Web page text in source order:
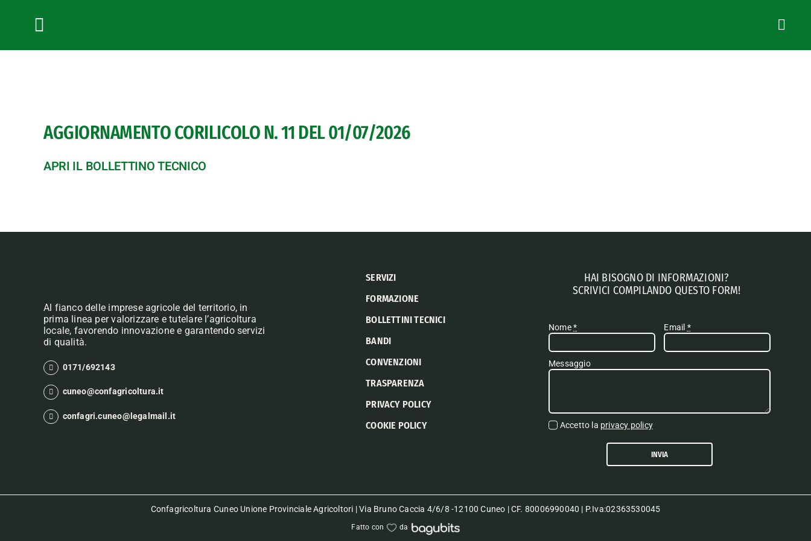
Toggle
Navigation
AGGIORNAMENTO CORILICOLO N. 11 DEL 01/07/2026
APRI IL BOLLETTINO TECNICO
Al fianco delle imprese agricole del territorio, in
prima linea per valorizzare e tutelare l’agricoltura
locale, favorendo innovazione e garantendo servizi
di qualità.
0171/692143
cuneo@confagricoltura.it
confagri.cuneo@legalmail.it
SERVIZI
FORMAZIONE
BOLLETTINI TECNICI
BANDI
CONVENZIONI
TRASPARENZA
PRIVACY POLICY
COOKIE POLICY
HAI BISOGNO DI INFORMAZIONI?
SCRIVICI COMPILANDO QUESTO FORM!
Nome* Email *
Messaggio
Accetto la privacy policy
INVIA
Confagricoltura Cuneo Unione Provinciale Agricoltori | Via Bruno Caccia 4/6/8 -12100 Cuneo | CF. 80006990040 | P.Iva:02363530045
Fatto con da